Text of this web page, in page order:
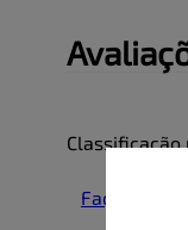
Classificação
Faça login